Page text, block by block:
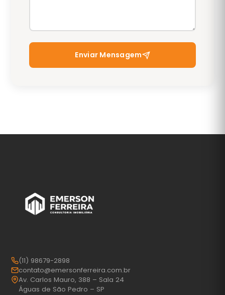
Enviar Mensagem
(11) 98679-2898
contato@emersonferreira.com.br
Av. Carlos Mauro, 388 – Sala 24
Águas de São Pedro – SP